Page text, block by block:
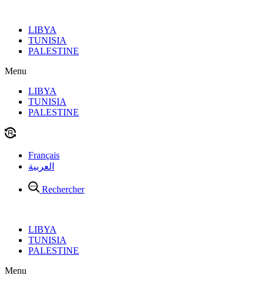
contenuLIBYA
TUNISIA
PALESTINE
Menu
LIBYA
TUNISIA
PALESTINE
Français
العربية
Rechercher
LIBYA
TUNISIA
PALESTINE
Menu